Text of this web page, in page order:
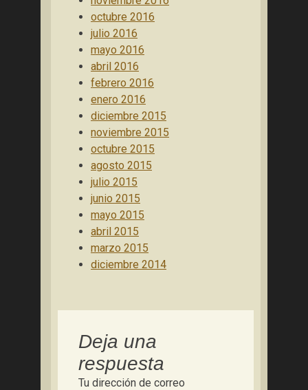
octubre 2016
julio 2016
mayo 2016
abril 2016
febrero 2016
enero 2016
diciembre 2015
noviembre 2015
octubre 2015
agosto 2015
julio 2015
junio 2015
mayo 2015
abril 2015
marzo 2015
diciembre 2014
Deja una
respuesta
Tu dirección de correo